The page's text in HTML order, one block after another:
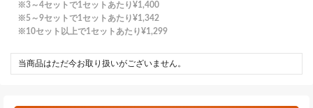
3～4セットで1セットあたり¥1,400
5～9セットで1セットあたり¥1,342
10セット以上で1セットあたり¥1,299
当商品はただ今お取り扱いがございません。